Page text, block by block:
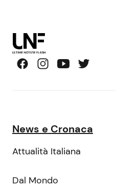
News e Cronaca
Attualità Italiana
Dal Mondo